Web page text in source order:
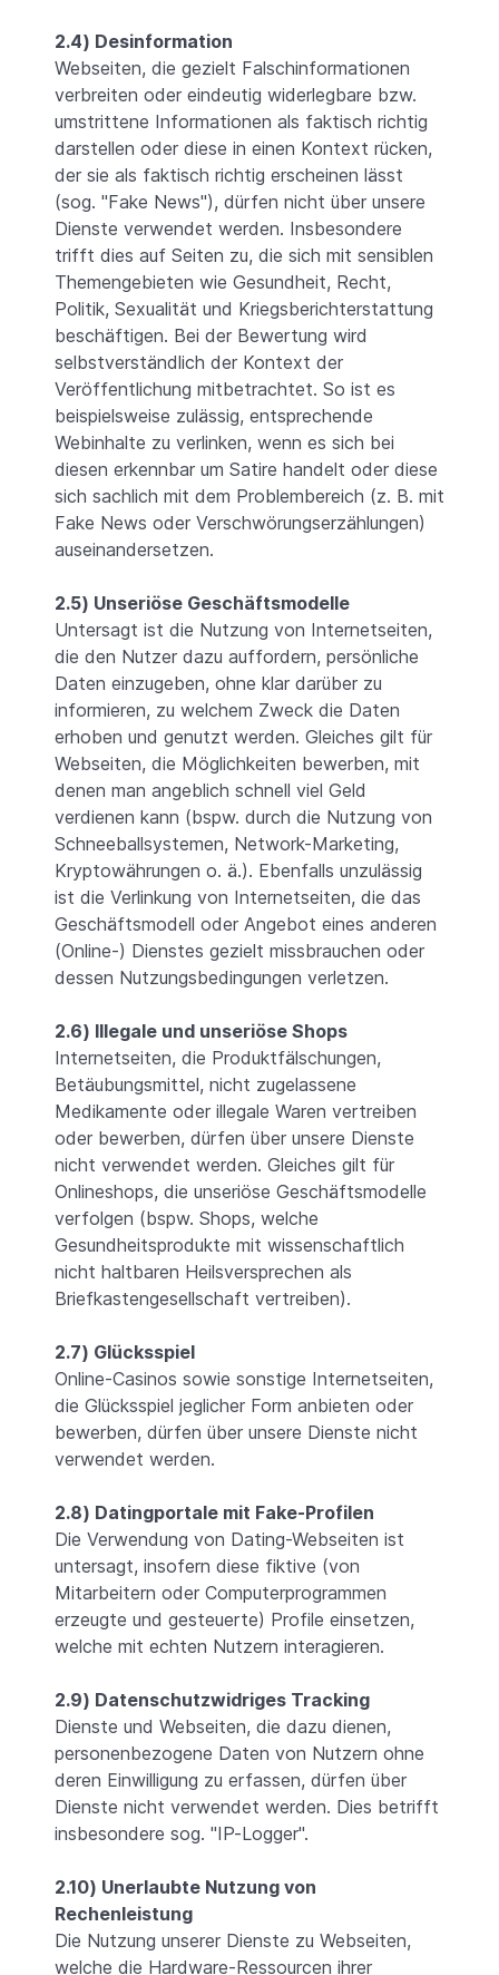
2.4) Desinformation
Webseiten, die gezielt Falschinformationen
verbreiten oder eindeutig widerlegbare bzw.
umstrittene Informationen als faktisch richtig
darstellen oder diese in einen Kontext rücken,
der sie als faktisch richtig erscheinen lässt
(sog. "Fake News"), dürfen nicht über unsere
Dienste verwendet werden. Insbesondere
trifft dies auf Seiten zu, die sich mit sensiblen
Themengebieten wie Gesundheit, Recht,
Politik, Sexualität und Kriegsberichterstattung
beschäftigen. Bei der Bewertung wird
selbstverständlich der Kontext der
Veröffentlichung mitbetrachtet. So ist es
beispielsweise zulässig, entsprechende
Webinhalte zu verlinken, wenn es sich bei
diesen erkennbar um Satire handelt oder diese
sich sachlich mit dem Problembereich (z. B. mit
Fake News oder Verschwörungserzählungen)
auseinandersetzen.
2.5) Unseriöse Geschäftsmodelle
Untersagt ist die Nutzung von Internetseiten,
die den Nutzer dazu auffordern, persönliche
Daten einzugeben, ohne klar darüber zu
informieren, zu welchem Zweck die Daten
erhoben und genutzt werden. Gleiches gilt für
Webseiten, die Möglichkeiten bewerben, mit
denen man angeblich schnell viel Geld
verdienen kann (bspw. durch die Nutzung von
Schneeballsystemen, Network-Marketing,
Kryptowährungen o. ä.). Ebenfalls unzulässig
ist die Verlinkung von Internetseiten, die das
Geschäftsmodell oder Angebot eines anderen
(Online-) Dienstes gezielt missbrauchen oder
dessen Nutzungsbedingungen verletzen.
2.6) Illegale und unseriöse Shops
Internetseiten, die Produktfälschungen,
Betäubungsmittel, nicht zugelassene
Medikamente oder illegale Waren vertreiben
oder bewerben, dürfen über unsere Dienste
nicht verwendet werden. Gleiches gilt für
Onlineshops, die unseriöse Geschäftsmodelle
verfolgen (bspw. Shops, welche
Gesundheitsprodukte mit wissenschaftlich
nicht haltbaren Heilsversprechen als
Briefkastengesellschaft vertreiben).
2.7) Glücksspiel
Online-Casinos sowie sonstige Internetseiten,
die Glücksspiel jeglicher Form anbieten oder
bewerben, dürfen über unsere Dienste nicht
verwendet werden.
2.8) Datingportale mit Fake-Profilen
Die Verwendung von Dating-Webseiten ist
untersagt, insofern diese fiktive (von
Mitarbeitern oder Computerprogrammen
erzeugte und gesteuerte) Profile einsetzen,
welche mit echten Nutzern interagieren.
2.9) Datenschutzwidriges Tracking
Dienste und Webseiten, die dazu dienen,
personenbezogene Daten von Nutzern ohne
deren Einwilligung zu erfassen, dürfen über
Dienste nicht verwendet werden. Dies betrifft
insbesondere sog. "IP-Logger".
2.10) Unerlaubte Nutzung von
Rechenleistung
Die Nutzung unserer Dienste zu Webseiten,
welche die Hardware-Ressourcen ihrer